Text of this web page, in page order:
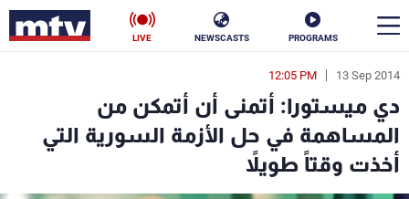
PROGRAMS
NEWSCASTS
LIVE
13 Sep 2014
12:05 PM
دي ميستورا: أتمنى أن أتمكن من
المساهمة في حل الأزمة السورية التي
أخذت وقتاً طويلاً
en
الأخبار
سياسة